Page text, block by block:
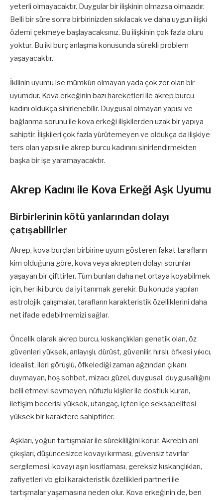
yeterli olmayacaktır. Duygular bir ilişkinin olmazsa olmazıdır.
Belli bir süre sonra birbirinizden sıkılacak ve daha uygun ilişki
özlemi çekmeye başlayacaksınız. Bu ilişkinin çok fazla oluru
yoktur. Bu iki burç anlaşma konusunda sürekli problem
yaşayacaktır.
İkilinin uyumu ise mümkün olmayan yada çok zor olan bir
uyumdur. Kova erkeğinin bazı hareketleri ile akrep burcu
kadını oldukça sinirlenebilir. Duygusal olmayan yapısı ve
bağlanma sorunu ile kova erkeği ilişkilerden uzak bir yapıya
sahiptir. İlişkileri çok fazla yürütemeyen ve oldukça da ilişkiye
ters olan yapısı ile akrep burcu kadınını sinirlendirmekten
başka bir işe yaramayacaktır.
Akrep Kadını ile Kova Erkeği Aşk Uyumu
Birbirlerinin kötü yanlarından dolayı
çatışabilirler
Akrep, kova burçları birbirine uyum gösteren fakat tarafların
kim olduğuna göre, kova veya akrepten dolayı sorunlar
yaşayan bir çifttirler. Tüm bunları daha net ortaya koyabilmek
için, her iki burcu da iyi tanımak gerekir. Bu konuda yapılan
astrolojik çalışmalar, tarafların karakteristik özelliklerini daha
net ifade edebilmemizi sağlar.
Öncelik olarak akrep burcu, kıskançlıkları genetik olan, öz
güvenleri yüksek, anlayışlı, dürüst, güvenilir, hırslı, öfkesi yıkıcı,
idealist, ileri görüşlü, öfkelediği zaman ağzından çıkanı
duymayan, hoş sohbet, mizacı güzel, duygusal, duygusallığını
belli etmeyi sevmeyen, nüfuzlu kişiler ile dostluk kuran,
iletişim becerisi yüksek, utangaç, içten içe seksapelitesi
yüksek bir karaktere sahiptirler.
Aşkları, yoğun tartışmalar ile sürekliliğini korur. Akrebin ani
çıkışları, düşüncesizce kovayı kırması, güvensiz tavırlar
sergilemesi, kovayı aşırı kısıtlaması, gereksiz kıskançlıkları,
zafiyetleri vb gibi karakteristik özellikleri partneri ile
tartışmalar yaşamasına neden olur. Kova erkeğinin de, ben